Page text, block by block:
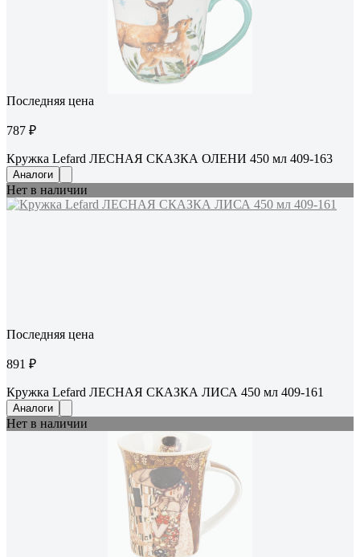
Последняя цена
787 ₽
Кружка Lefard ЛЕСНАЯ СКАЗКА ОЛЕНИ 450 мл 409-163
Аналоги
Нет в наличии
Последняя цена
891 ₽
Кружка Lefard ЛЕСНАЯ СКАЗКА ЛИСА 450 мл 409-161
Аналоги
Нет в наличии